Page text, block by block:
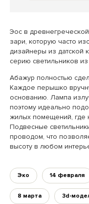
Эос в
зари, которую часто
дизайнеры из датской
серию светильников
Абажур полностью
Каждое перышко
основанию. Лампа
поэтому идеально
жилых помещений, где
Подвесные
проводом, что
высоту в любом
Эко 14 февраля
8 марта 3d-